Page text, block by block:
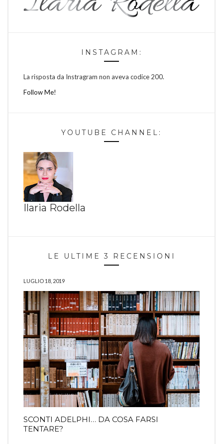
INSTAGRAM:
La risposta da Instragram non aveva codice 200.
Follow Me!
YOUTUBE CHANNEL:
Ilaria Rodella
LE ULTIME 3 RECENSIONI
LUGLIO 18, 2019
SCONTI ADELPHI… DA COSA FARSI
TENTARE?